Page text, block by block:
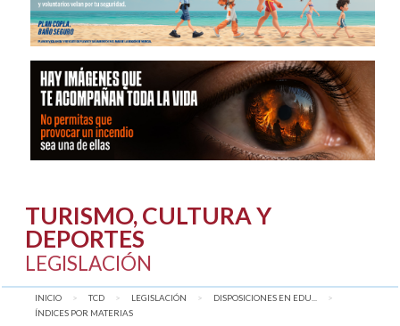
TURISMO, CULTURA Y
DEPORTES
LEGISLACIÓN
INICIO TCD LEGISLACIÓN
DISPOSICIONES EN EDU...
AQUÍ:
ÍNDICES POR MATERIAS